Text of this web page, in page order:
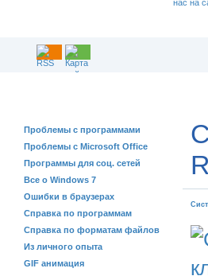
Проблемы с программами
Проблемы с Microsoft Office
Программы для соц. сетей
Все о Windows 7
Ошибки в браузерах
Справка по программам
Справка по форматам файлов
Из личного опыта
GIF анимация